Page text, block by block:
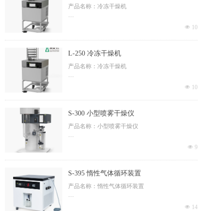
产品名称：冷冻干燥机
型号：L-210
넶 10
L-250 冷冻干燥机
产品名称：冷冻干燥机
型号：L-250
넶 10
S-300 小型喷雾干燥仪
产品名称：小型喷雾干燥仪
型号：S-300
넶 9
S-395 惰性气体循环装置
产品名称：惰性气体循环装置
넶 14